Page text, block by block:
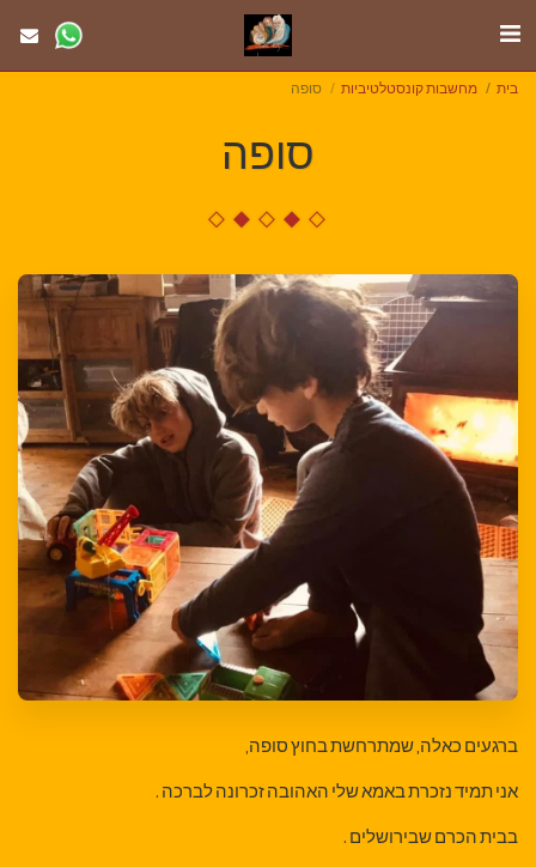
בית מחשבות קונסטלטיביות סופה
סופה
ברגעים כאלה, שמתרחשת בחוץ סופה,
אני תמיד נזכרת באמא שלי האהובה זכרונה לברכה .
בבית הכרם שבירושלים .